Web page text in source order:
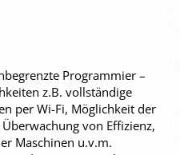
Programmier –
z.B. vollständige
per Wi-Fi, Möglichkeit der
von Effizienz,
Maschinen u.v.m.